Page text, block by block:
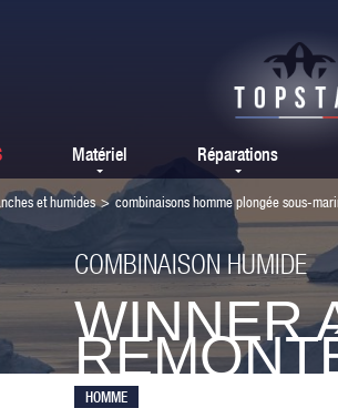
Matériel Réparations
et humides > combinaisons homme plongée sous-
COMBINAISON HUMIDE
WINNER
HOMME